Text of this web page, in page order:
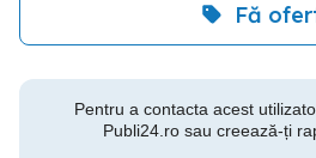
Fă
Pentru a contacta acest
Publi24.ro sau creează-ți